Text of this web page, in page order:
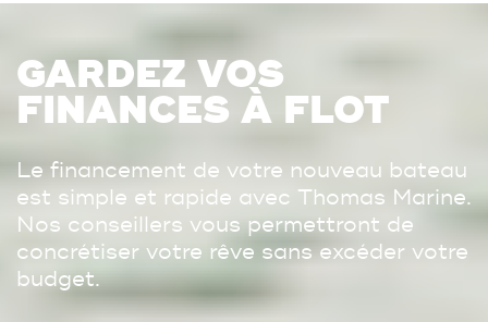
GARDEZ VOS
FINANCES À FLOT
Le financement de votre nouveau bateau
est simple et rapide avec Thomas Marine.
Nos conseillers vous permettront de
concrétiser votre rêve sans excéder votre
budget.